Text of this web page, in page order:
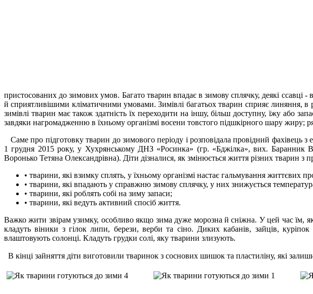
пристосованих до зимових умов. Багато тварин впадає в зимову сплячку, деякі ссавці
й сприятливішими кліматичними умовами. Зимівлі багатьох тварин сприяє линяння, в
зимівлі тварин має також здатність їх переходити на іншу, більш доступну, їжу або
завдяки нагромадженню в їхньому організмі восени товстого підшкірного шару
Саме про підготовку тварин до зимового періоду і розповідала провідний фахівець
1 грудня 2015 року, у Хухрянському ДНЗ «Росинка» (гр. «Бджілка», вих.
Воронько Тетяна Олександрівна). Діти дізналися, як змінюється життя різних тварин
• тварини, які взимку сплять, у їхньому організмі настає гальмування життєвих
• тварини, які впадають у справжню зимову сплячку, у них знижується
• тварини, які роблять собі на зиму запаси;
• тварини, які ведуть активний спосіб життя.
Важко жити звірам узимку, особливо якщо зима дуже морозна й сніжна. У цей час їм,
кладуть віники з гілок липи, берези, верби та сіно. Диких кабанів, зайців,
влаштовують солонці. Кладуть грудки солі, яку тварини злизують.
В кінці зайняття діти виготовили тваринок з соснових шишок та пластиліну, які